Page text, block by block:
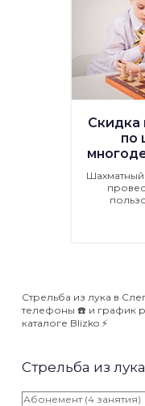
Скидка
по
Стрельба из лука в
телефоны ☎️ и график
каталоге Blizko ⚡️
Стрельба из
Абонемент (4 занятия)